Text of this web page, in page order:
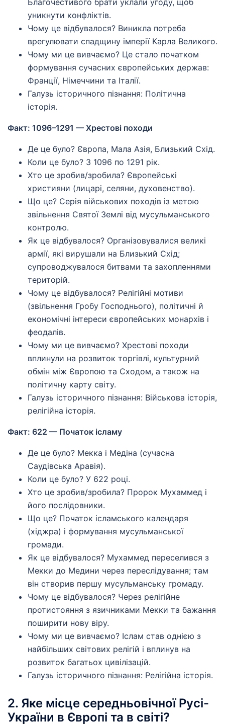
Благочестивого брати уклали угоду, щоб
уникнути конфліктів.
Чому це відбувалося? Виникла потреба
врегулювати спадщину імперії Карла Великого.
Чому ми це вивчаємо? Це стало початком
формування сучасних європейських держав:
Франції, Німеччини та Італії.
Галузь історичного пізнання: Політична
історія.
Факт: 1096–1291 — Хрестові походи
Де це було? Європа, Мала Азія, Близький Схід.
Коли це було? З 1096 по 1291 рік.
Хто це зробив/зробила? Європейські
християни (лицарі, селяни, духовенство).
Що це? Серія військових походів із метою
звільнення Святої Землі від мусульманського
контролю.
Як це відбувалося? Організовувалися великі
армії, які вирушали на Близький Схід;
супроводжувалося битвами та захопленнями
територій.
Чому це відбувалося? Релігійні мотиви
(звільнення Гробу Господнього), політичні й
економічні інтереси європейських монархів і
феодалів.
Чому ми це вивчаємо? Хрестові походи
вплинули на розвиток торгівлі, культурний
обмін між Європою та Сходом, а також на
політичну карту світу.
Галузь історичного пізнання: Військова історія,
релігійна історія.
Факт: 622 — Початок ісламу
Де це було? Мекка і Медіна (сучасна
Саудівська Аравія).
Коли це було? У 622 році.
Хто це зробив/зробила? Пророк Мухаммед і
його послідовники.
Що це? Початок ісламського календаря
(хіджра) і формування мусульманської
громади.
Як це відбувалося? Мухаммед переселився з
Мекки до Медини через переслідування; там
він створив першу мусульманську громаду.
Чому це відбувалося? Через релігійне
протистояння з язичниками Мекки та бажання
поширити нову віру.
Чому ми це вивчаємо? Іслам став однією з
найбільших світових релігій і вплинув на
розвиток багатьох цивілізацій.
Галузь історичного пізнання: Релігійна історія.
2. Яке місце середньовічної Русі-
України в Європі та в світі?